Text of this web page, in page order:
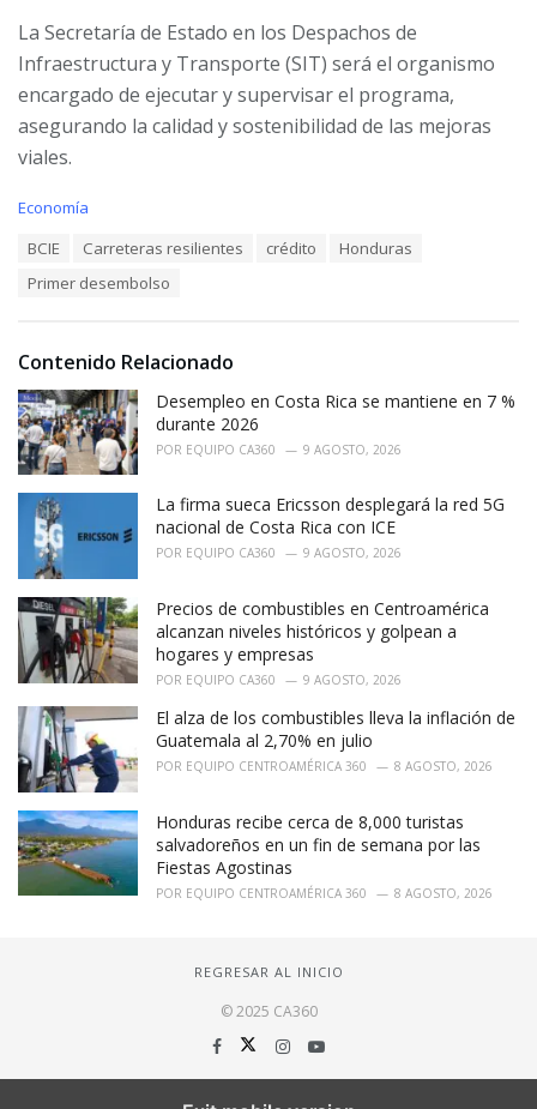
La Secretaría de Estado en los Despachos de
Infraestructura y Transporte (SIT) será el organismo
encargado de ejecutar y supervisar el programa,
asegurando la calidad y sostenibilidad de las mejoras
viales.
C
i
s
:
Economía
BCIE Carreteras resilientes crédito
Honduras
Primer desembolso
Contenido Relacionado
Desempleo en Costa Rica se mantiene en 7 %
durante 2026
POR EQUIPO CA360 9 AGOSTO, 2026
La firma sueca Ericsson desplegará la red 5G
nacional de Costa Rica con ICE
POR EQUIPO CA360 9 AGOSTO, 2026
Precios de combustibles en Centroamérica
alcanzan niveles históricos y golpean a
hogares y empresas
POR EQUIPO CA360 9 AGOSTO, 2026
El alza de los combustibles lleva la inflación de
Guatemala al 2,70% en julio
POR EQUIPO CENTROAMÉRICA 360 8 AGOSTO, 2026
Honduras recibe cerca de 8,000 turistas
salvadoreños en un fin de semana por las
Fiestas Agostinas
POR EQUIPO CENTROAMÉRICA 360 8 AGOSTO, 2026
REGRESAR AL INICIO
© 2025 CA360